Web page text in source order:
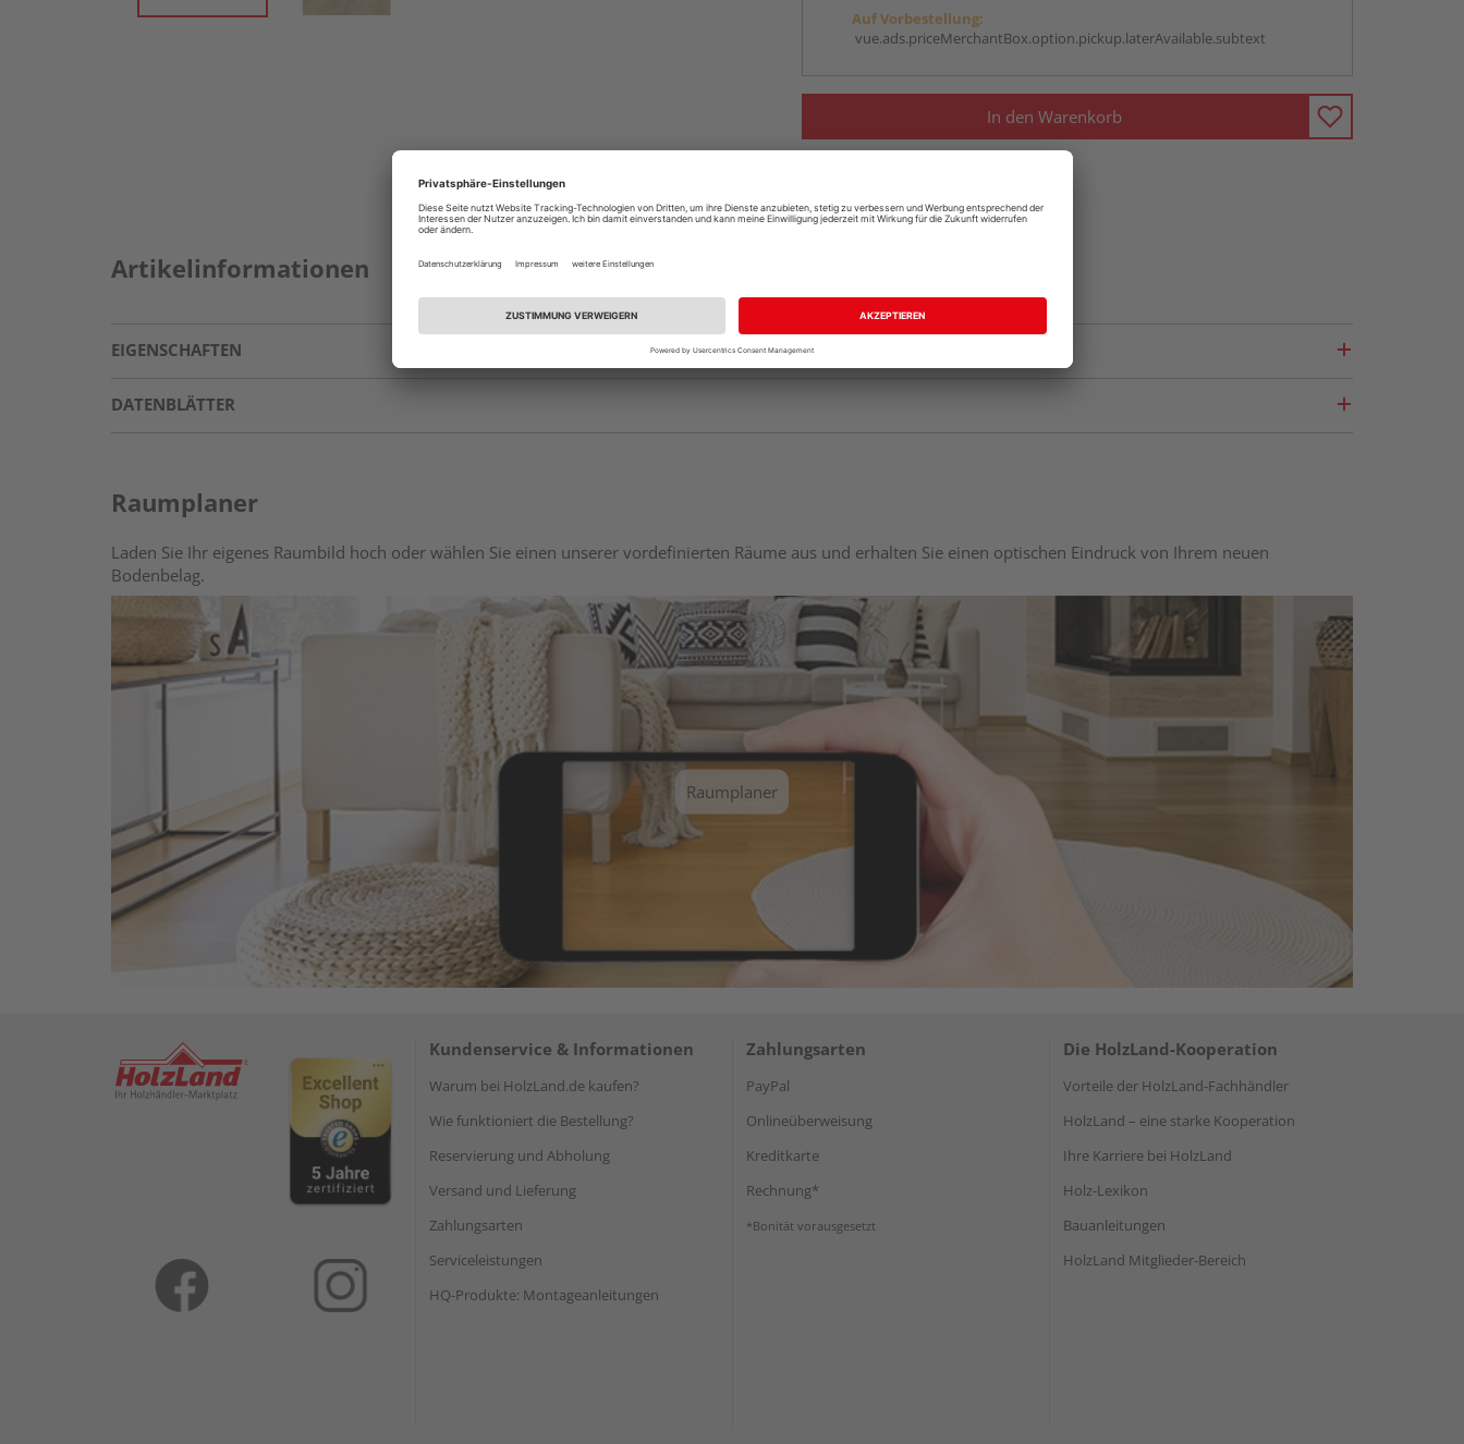
Auf Vorbestellung:
vue.ads.priceMerchantBox.option.pickup.laterAvailable.subtext
In den Warenkorb
Artikelinformationen
EIGENSCHAFTEN
DATENBLÄTTER
Raumplaner
Laden Sie Ihr eigenes Raumbild hoch oder wählen Sie einen unserer vordefinierten Räume aus und erhalten Sie einen optischen Eindruck von Ihrem neuen
Bodenbelag.
Raumplaner
Kundenservice & Informationen
Warum bei HolzLand.de kaufen?
Wie funktioniert die Bestellung?
Reservierung und Abholung
Versand und Lieferung
Zahlungsarten
Serviceleistungen
HQ-Produkte: Montageanleitungen
Zahlungsarten
PayPal
Onlineüberweisung
Kreditkarte
Rechnung*
*Bonität vorausgesetzt
Die HolzLand-Kooperation
Vorteile der HolzLand-Fachhändler
HolzLand – eine starke Kooperation
Ihre Karriere bei HolzLand
Holz-Lexikon
Bauanleitungen
HolzLand Mitglieder-Bereich